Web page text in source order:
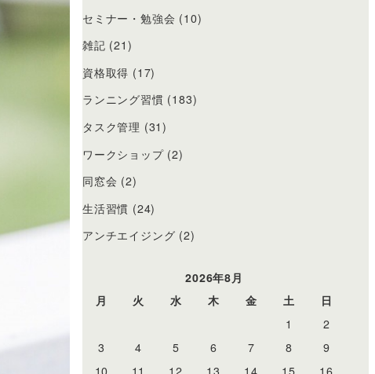
セミナー・勉強会 (10)
雑記 (21)
資格取得 (17)
ランニング習慣 (183)
タスク管理 (31)
ワークショップ(2)
同窓会 (2)
生活習慣 (24)
アンチエイジング (2)
2026年8月
月
火 水 木 金 土
日
1
2
3
4 5 6 7 8
9